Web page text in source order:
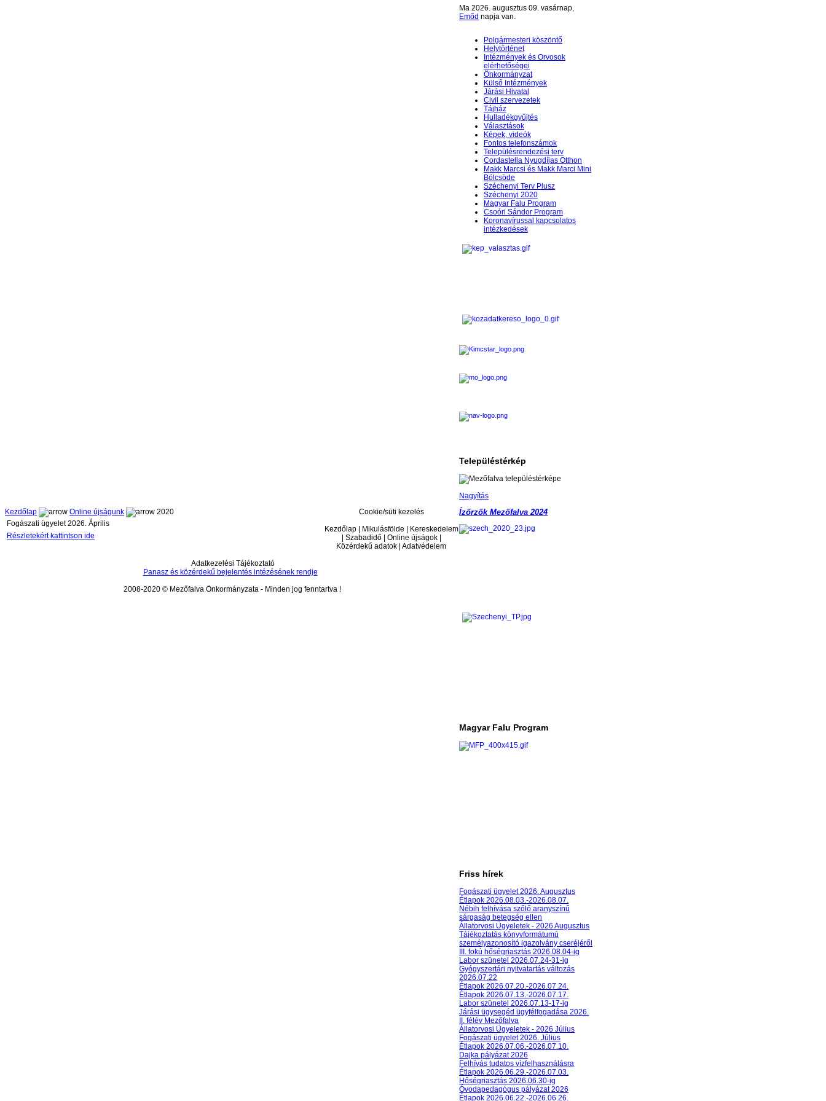
Ma 2026. augusztus 09. vasárnap,
Emőd napja van.
Polgármesteri köszöntő
Helytörténet
Intézmények és Orvosok
elérhetőségei
Önkormányzat
Külső Intézmények
Járási Hivatal
Civil szervezetek
Tájház
Hulladékgyűjtés
Választások
Képek, videók
Fontos telefonszámok
Településrendezési terv
Cordastella Nyugdíjas Otthon
Makk Marcsi és Makk Marci Mini
Bölcsöde
Széchenyi Terv Plusz
Széchenyi 2020
Magyar Falu Program
Csoóri Sándor Program
Koronavírussal kapcsolatos
intézkedések
Településtérkép
Nagyítás
Kezdőlap
Online újságunk
2020
Fogászati ügyelet 2026. Április
Részletekért kattintson ide
Ízőrzők Mezőfalva 2024
Magyar Falu Program
Friss hírek
Fogászati ügyelet 2026. Augusztus
Étlapok 2026.08.03.-2026.08.07.
Nébih felhívása szőlő aranyszínű
sárgaság betegség ellen
Állatorvosi Ügyeletek - 2026 Augusztus
Tájékoztatás könyvformátumú
személyazonosító igazolvány cseréjéről
III. fokú hőségriasztás 2026.08.04-ig
Labor szünetel 2026.07.24-31-ig
Gyógyszertári nyitvatartás változás
2026.07.22
Étlapok 2026.07.20.-2026.07.24.
Étlapok 2026.07.13.-2026.07.17.
Labor szünetel 2026.07.13-17-ig
Járási ügysegéd ügyfélfogadása 2026.
II. félév Mezőfalva
Állatorvosi Ügyeletek - 2026 Július
Fogászati ügyelet 2026. Július
Étlapok 2026.07.06.-2026.07.10.
Dajka pályázat 2026
Felhívás tudatos vízfelhasználásra
Étlapok 2026.06.29.-2026.07.03.
Hőségriasztás 2026.06.30-ig
Óvodapedagógus pályázat 2026
Étlapok 2026.06.22.-2026.06.26.
Cookie/süti kezelés
Kezdőlap | Mikulásfölde | Kereskedelem
| Szabadidő | Online újságok |
Közérdekű adatok | Adatvédelem
Adatkezelési Tájékoztató
Panasz és közérdekű bejelentés intézésének rendje
2008-2020 © Mezőfalva Önkormányzata - Minden jog fenntartva !